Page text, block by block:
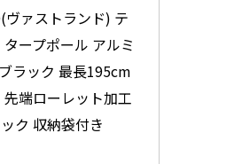
ヴァストランド) テ
ープポール アルミ
ラック 最長195cm
端ローレット加工
ク 収納袋付き